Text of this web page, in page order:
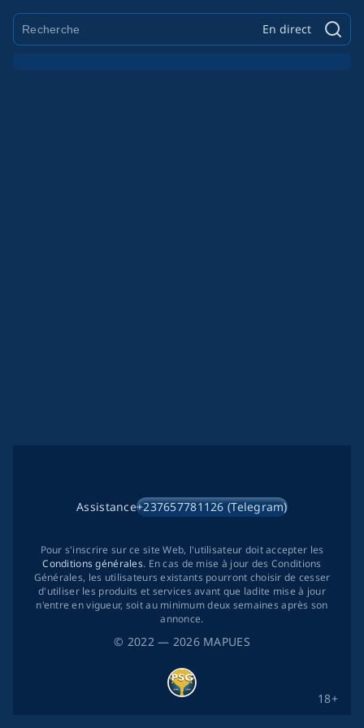
En direct
© 2022— 2026 MAPUES
Assistance+237657781126 (Telegram)
18+
Pour s'inscrire sur ce site Web, l'utilisateur doit accepter les
Conditions générales. En cas de mise à jour des Conditions
Générales, les utilisateurs existants pourront choisir de cesser
d'utiliser les produits et services avant que ladite mise à jour
n'entre en vigueur, soit au minimum deux semaines après son
annonce.